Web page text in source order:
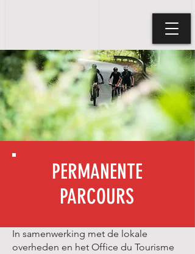
PERMANENTE
PARCOURS
In samenwerking met de lokale
overheden en het Office du Tourisme